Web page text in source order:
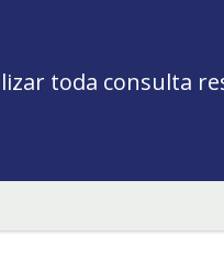
toda consulta